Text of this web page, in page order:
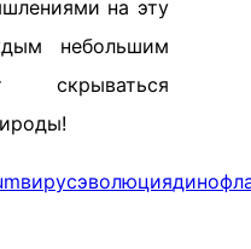
на эту
небольшим
скрываться
вирусэволюция